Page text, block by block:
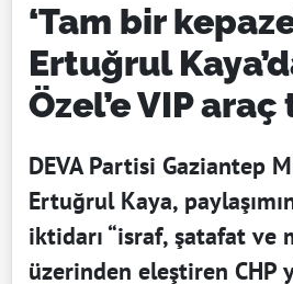
‘Tam bir
Ertuğrul
Özel’e VIP
DEVA Partisi Gaziantep
Ertuğrul Kaya,
iktidarı “israf, şatafat ve
üzerinden eleştiren CHP